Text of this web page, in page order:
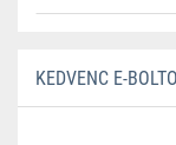
KEDVENC E-